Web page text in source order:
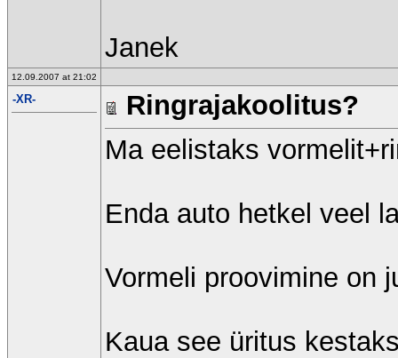
Janek
12.09.2007 at 21:02
-XR-
Ringrajakoolitus?
Ma eelistaks
Enda auto hetkel veel
Vormeli proovimine on
Kaua see üritus